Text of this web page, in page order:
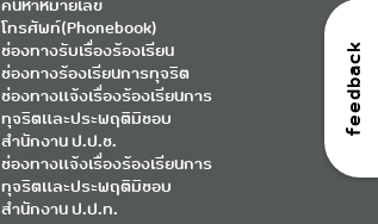
feedback
ค้นหาหมายเลข
โทรศัพท์(Phonebook)
ช่องทางรับเรื่องร้องเรียน
ช่องทางร้องเรียนการทุจริต
ช่องทางแจ้งเรื่องร้องเรียนการ
ทุจริตและประพฤติมิชอบ
สำนักงาน ป.ป.ช.
ช่องทางแจ้งเรื่องร้องเรียนการ
ทุจริตและประพฤติมิชอบ
สำนักงาน ป.ป.ท.